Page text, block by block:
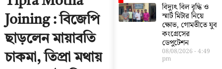
Joining : বিজেপি
ছাড়লেন মায়াবতি
চাকমা, তিপ্রা মথায়
বিদ্যুৎ বিল বৃদ্ধি ও
স্মার্ট মিটার নিয়ে
ক্ষোভ, গোমতীতে যুব
কংগ্রেসের
ডেপুটেশন
08/08/2026 4:49
pm